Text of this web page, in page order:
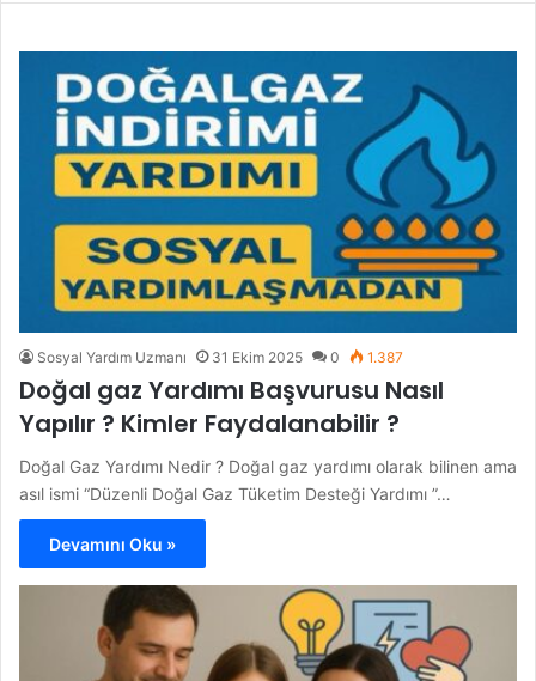
Sosyal Yardım Uzmanı 31 Ekim 2025 0 1.387
Doğal gaz Yardımı Başvurusu Nasıl
Yapılır ? Kimler Faydalanabilir ?
Doğal Gaz Yardımı Nedir ? Doğal gaz yardımı olarak bilinen ama
asıl ismi “Düzenli Doğal Gaz Tüketim Desteği Yardımı ”…
Devamını Oku »